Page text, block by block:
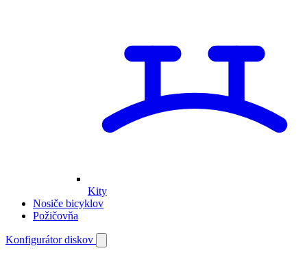
Kity
Nosiče bicyklov
Požičovňa
Konfigurátor diskov
vyhľadávanie
Môj
účet